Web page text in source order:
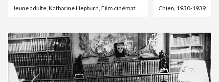
Jeune adulte Katharine Hepburn Film cinématographique Chien 1930-1939